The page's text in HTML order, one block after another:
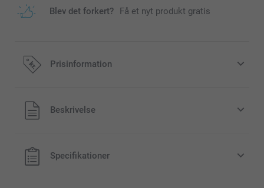
Blev det forkert? Få et nyt produkt gratis
Prisinformation
Alle priser inklusive moms og uden
forsendelsesomkostninger
Beskrivelse
Specifikationer